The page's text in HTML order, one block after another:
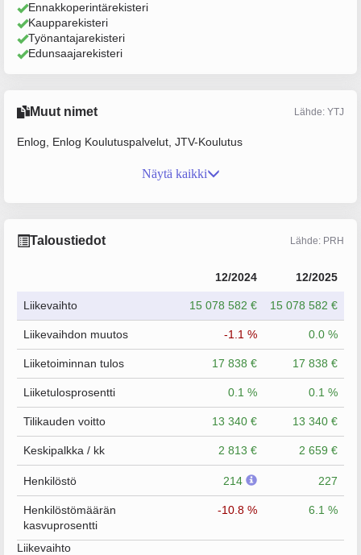
Ennakkoperintärekisteri
Kaupparekisteri
Työnantajarekisteri
Edunsaajarekisteri
Muut nimet Lähde: YTJ
Enlog, Enlog Koulutuspalvelut, JTV-Koulutus
Näytä kaikki
Taloustiedot Lähde: PRH
12/2024 12/2025
Liikevaihto 15 078 582 € 15 078 582 €
Liikevaihdon muutos -1.1 % 0.0 %
Liiketoiminnan tulos 17 838 € 17 838 €
Liiketulosprosentti 0.1 % 0.1 %
Tilikauden voitto 13 340 € 13 340 €
Keskipalkka / kk 2 813 € 2 659 €
Henkilöstö 214 227
Henkilöstömäärän
kasvuprosentti
-10.8 % 6.1 %
Liikevaihto